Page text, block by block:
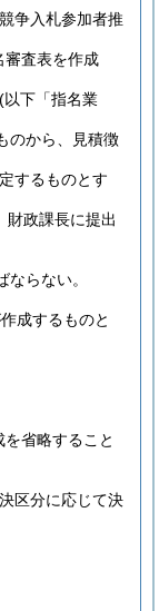
争入札参加者推
審査表を作成
(以下「指名業
のから、見積徴
するものとす
財政課長に提出
らない。
成するものと
省略すること
区分に応じて決